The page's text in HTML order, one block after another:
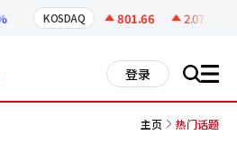
KOSDAQ 801.66 2.07
登录 搜 all
主页 热门话题